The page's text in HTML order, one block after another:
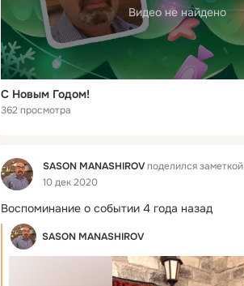
Видео не найдено
С Новым Годом!
362 просмотра
Фид SASON MANASHIROVподелился заметкой
10 дек 2020
Воспоминание о событии 4 года назад
SASON MANASHIROV